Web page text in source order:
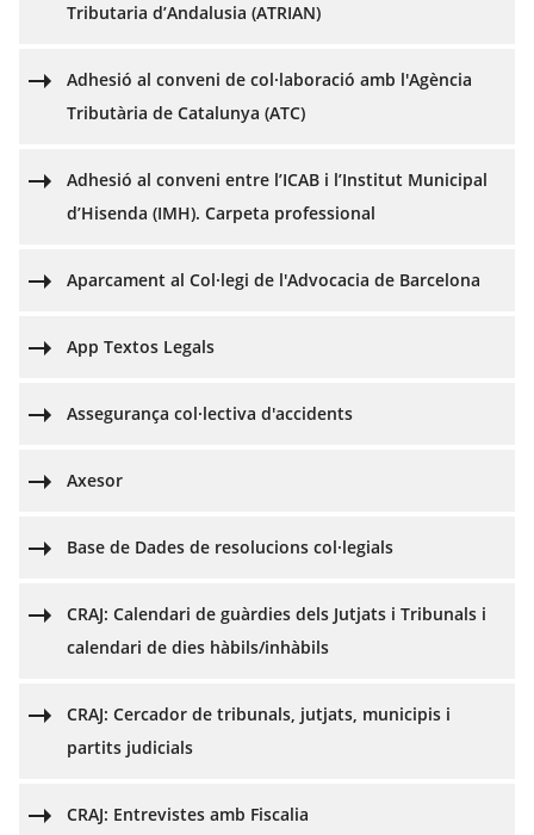
Tributaria d’Andalusia (ATRIAN)
Adhesió al conveni de col·laboració amb l'Agència
Tributària de Catalunya (ATC)
Adhesió al conveni entre l’ICAB i l’Institut Municipal
d’Hisenda (IMH). Carpeta professional
Aparcament al Col·legi de l'Advocacia de Barcelona
App Textos Legals
Assegurança col·lectiva d'accidents
Axesor
Base de Dades de resolucions col·legials
CRAJ: Calendari de guàrdies dels Jutjats i Tribunals i
calendari de dies hàbils/inhàbils
CRAJ: Cercador de tribunals, jutjats, municipis i
partits judicials
CRAJ: Entrevistes amb Fiscalia